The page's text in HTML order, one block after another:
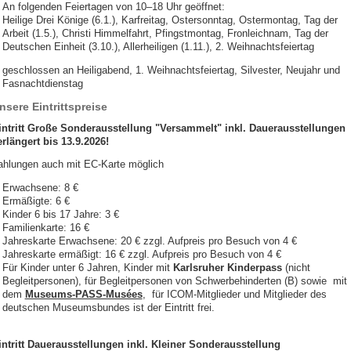
An folgenden Feiertagen von 10–18 Uhr geöffnet:
Heilige Drei Könige (6.1.), Karfreitag, Ostersonntag, Ostermontag, Tag der
Arbeit (1.5.), Christi Himmelfahrt, Pfingstmontag, Fronleichnam, Tag der
Deutschen Einheit (3.10.), Allerheiligen (1.11.), 2. Weihnachtsfeiertag
geschlossen an Heiligabend, 1. Weihnachtsfeiertag, Silvester, Neujahr und
Fasnachtdienstag
Eintrittspreise
Große Sonderausstellung "Versammelt" inkl. Dauerausstellungen
bis 13.9.2026!
auch mit EC-Karte möglich
Erwachsene: 8 €
Ermäßigte: 6 €
Kinder 6 bis 17 Jahre: 3 €
Familienkarte: 16 €
Jahreskarte Erwachsene: 20 € zzgl. Aufpreis pro Besuch von 4 €
Jahreskarte ermäßigt: 16 € zzgl. Aufpreis pro Besuch von 4 €
Für Kinder unter 6 Jahren, Kinder mit Karlsruher Kinderpass(nicht
Begleitpersonen), für Begleitpersonen von Schwerbehinderten (B) sowie mit
dem Museums-PASS-Musées, für ICOM-Mitglieder und Mitglieder des
deutschen Museumsbundes ist der Eintritt frei.
Dauerausstellungen inkl. Kleiner Sonderausstellung